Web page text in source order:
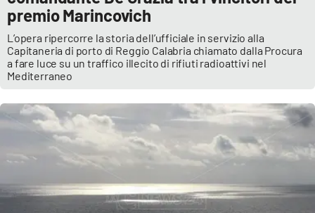
premio Marincovich
L’opera ripercorre la storia dell’ufficiale in servizio alla
Capitaneria di porto di Reggio Calabria chiamato dalla Procura
a fare luce su un traffico illecito di rifiuti radioattivi nel
Mediterraneo